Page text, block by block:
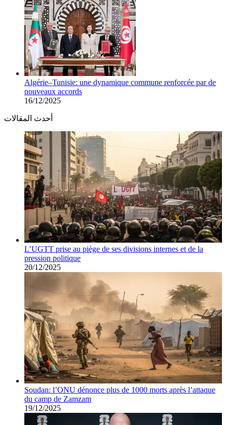
Algérie–Tunisie: une dynamique commune renforcée par de
nouveaux accords
16/12/2025
أحدث المقالات
L’UGTT prise au piège de ses divisions internes et de la
pression politique
20/12/2025
Soudan: l’ONU dénonce plus de 1000 morts après l’attaque
du camp de Zamzam
19/12/2025